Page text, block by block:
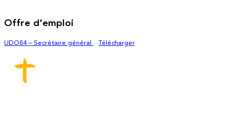
Offre d'emploi
UDO84 – Secrétaire général Télécharger